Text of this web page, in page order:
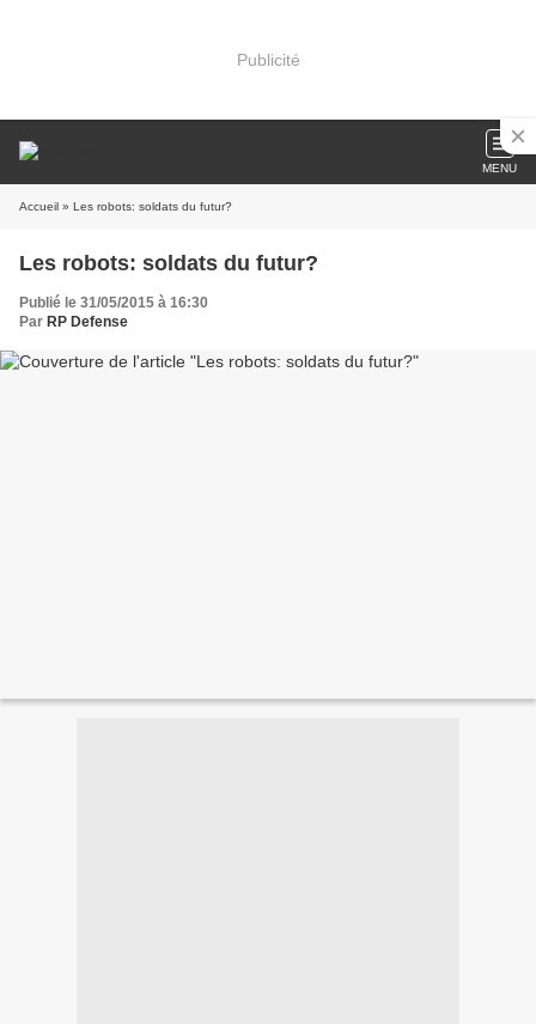
Publicité
MENU
Accueil » Les robots: soldats du futur?
Les robots: soldats du futur?
Publié le 31/05/2015 à 16:30
Par RP Defense